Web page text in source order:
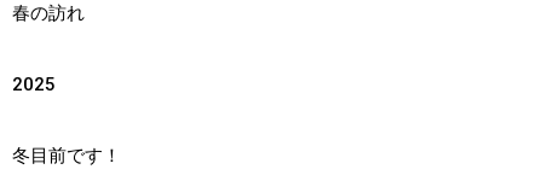
春の訪れ
2025
冬目前です！